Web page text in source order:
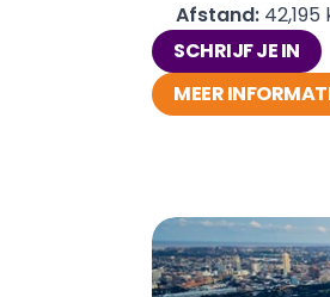
Afstand: 42,195
SCHRIJF JE IN
MEER